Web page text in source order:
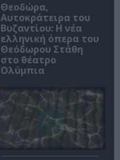
Θεοδώρα,
Αυτοκράτειρα του
Βυζαντίου: Η νέα
ελληνική όπερα του
Θεόδωρου Στάθη
στο θέατρο
Ολύμπια